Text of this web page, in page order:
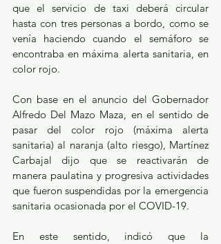
que el servicio de taxi deberá circular
hasta con tres personas a bordo, como se
venía haciendo cuando el semáforo se
encontraba en máxima alerta sanitaria, en
color rojo.
Con base en el anuncio del Gobernador
Alfredo Del Mazo Maza, en el sentido de
pasar del color rojo (máxima alerta
sanitaria) al naranja (alto riesgo), Martínez
Carbajal dijo que se reactivarán de
manera paulatina y progresiva actividades
que fueron suspendidas por la emergencia
sanitaria ocasionada por el COVID-19.
En este sentido, indicó que la